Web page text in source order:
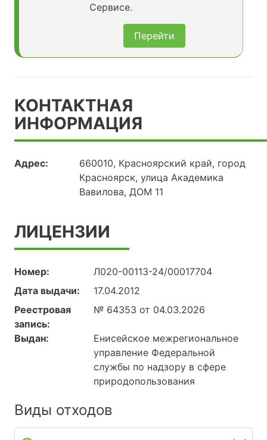
Сервисе.
Перейти
КОНТАКТНАЯ
ИНФОРМАЦИЯ
Адрес:
660010, Красноярский край, город
Красноярск, улица Академика
Вавилова, ДОМ 11
ЛИЦЕНЗИИ
Номер:
Л020-00113-24/00017704
Дата выдачи:
17.04.2012
Реестровая
запись:
№ 64353 от 04.03.2026
Выдан:
Енисейское межрегиональное
управление Федеральной
службы по надзору в сфере
природопользования
Виды отходов